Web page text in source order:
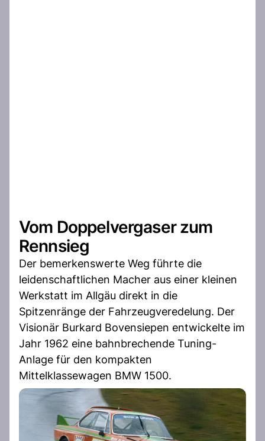
Vom Doppelvergaser zum
Rennsieg
Der bemerkenswerte Weg führte die
leidenschaftlichen Macher aus einer kleinen
Werkstatt im Allgäu direkt in die
Spitzenränge der Fahrzeugveredelung. Der
Visionär Burkard Bovensiepen entwickelte im
Jahr 1962 eine bahnbrechende Tuning-
Anlage für den kompakten
Mittelklassewagen BMW 1500.